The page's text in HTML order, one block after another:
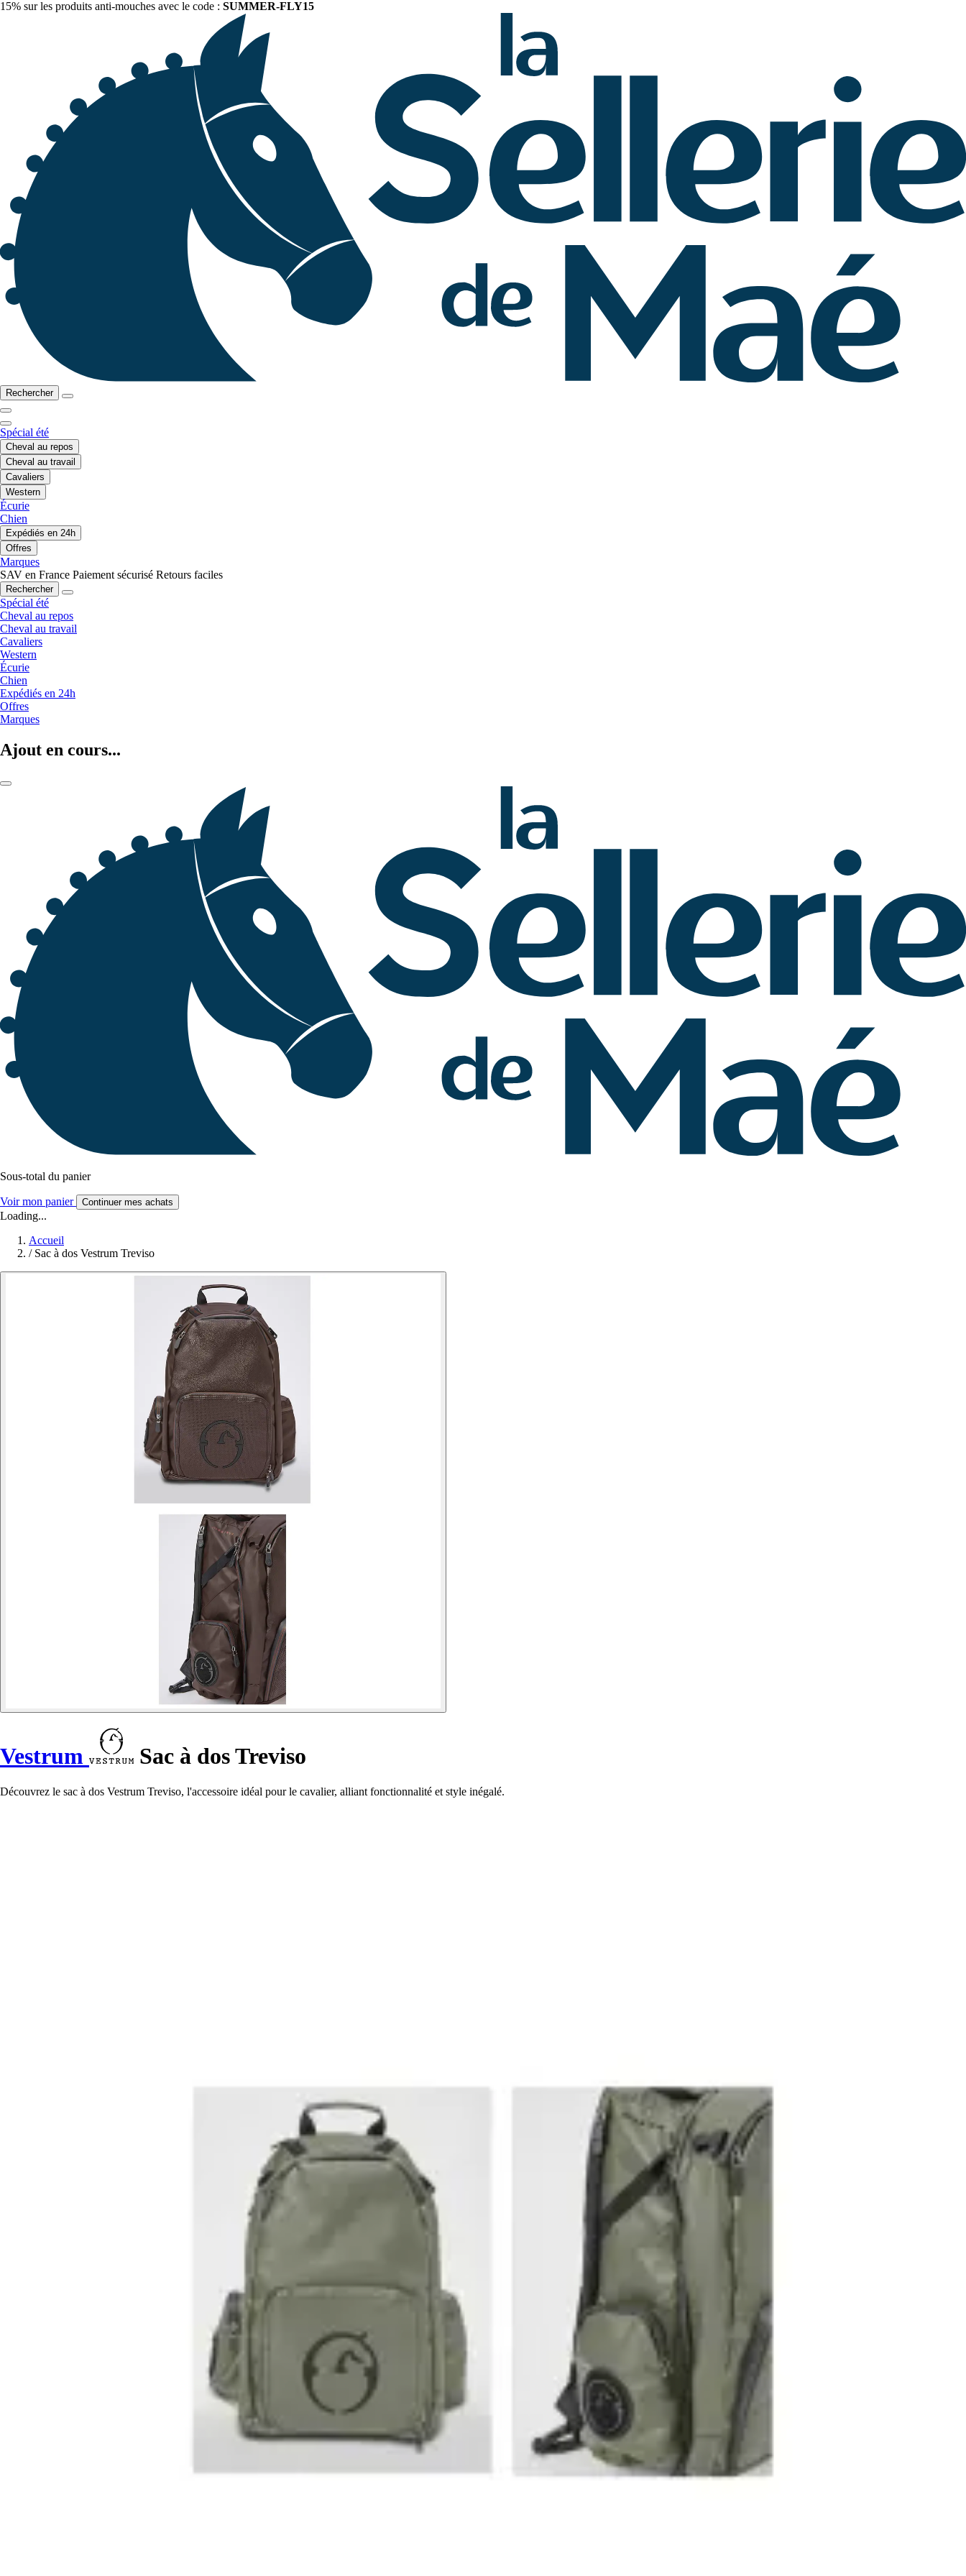
15% sur les produits anti-mouches avec le code : SUMMER-FLY15
Rechercher
Spécial été
Cheval au repos
Cheval au travail
Cavaliers
Western
Écurie
Chien
Expédiés en 24h
Offres
Marques
SAV en France Paiement sécurisé Retours faciles
Rechercher
Spécial été
Cheval au repos
Cheval au travail
Cavaliers
Western
Écurie
Chien
Expédiés en 24h
Offres
Marques
Ajout en cours...
Sous-total du panier
Voir mon panier Continuer mes achats
Loading...
Accueil
/ Sac à dos Vestrum Treviso
Vestrum Sac à dos Treviso
Découvrez le sac à dos Vestrum Treviso, l'accessoire idéal pour le cavalier, alliant fonctionnalité et style inégalé.